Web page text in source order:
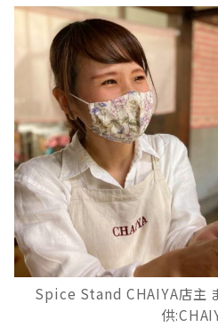
Spice Stand CHAIYA店主
供